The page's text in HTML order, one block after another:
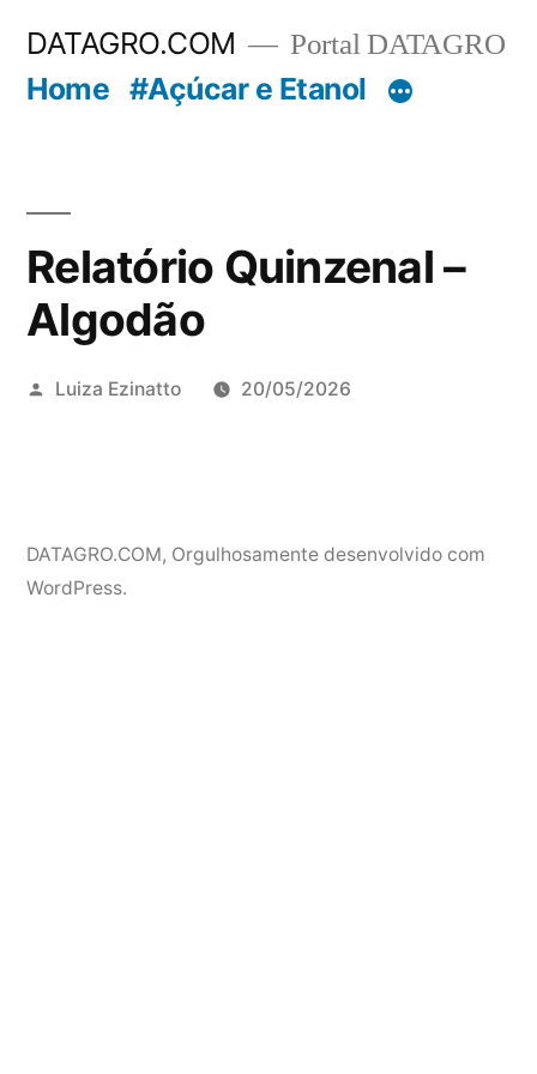
DATAGRO.COM Portal DATAGRO
Home #Açúcar e Etanol
Relatório Quinzenal –
Algodão
Publicado
Luiza Ezinatto 20/05/2026
DATAGRO.COM, Orgulhosamente desenvolvido com
WordPress.